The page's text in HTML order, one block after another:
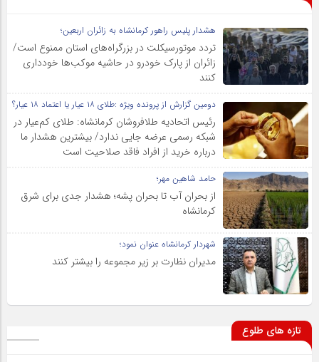
هشدار پلیس راهور کرمانشاه به زائران اربعین؛
تردد موتورسیکلت در بزرگراه‌های استان ممنوع است/
زائران از پارک خودرو در حاشیه موکب‌ها خودداری
کنند
دومین گزارش از پرونده ویژه :طلای ۱۸ عیار یا اعتماد ۱۸ عیار؟
رئیس اتحادیه طلافروشان کرمانشاه: طلای کم‌عیار در
شبکه رسمی عرضه جایی ندارد/ بیشترین هشدار ما
درباره خرید از افراد فاقد صلاحیت است
حامد شاهین مهر؛
از بحران آب تا بحران پشه؛ هشدار جدی برای شرق
کرمانشاه
شهردار کرمانشاه عنوان نمود؛
مدیران نظارت بر زیر مجموعه را بیشتر کنند
تازه های طلوع